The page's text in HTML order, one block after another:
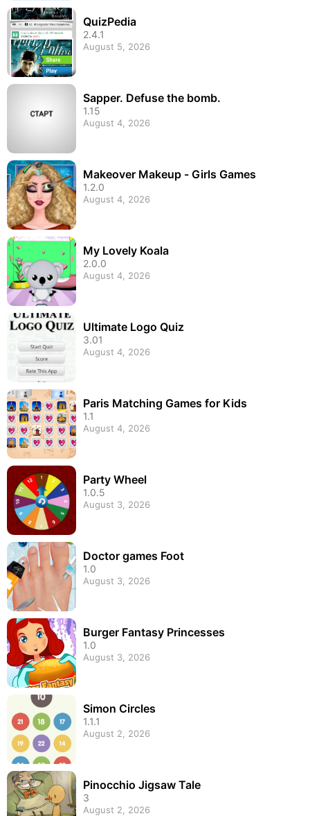
QuizPedia
2.4.1
August 5, 2026
Sapper. Defuse the bomb.
1.15
August 4, 2026
Makeover Makeup - Girls Games
1.2.0
August 4, 2026
My Lovely Koala
2.0.0
August 4, 2026
Ultimate Logo Quiz
3.01
August 4, 2026
Paris Matching Games for Kids
1.1
August 4, 2026
Party Wheel
1.0.5
August 3, 2026
Doctor games Foot
1.0
August 3, 2026
Burger Fantasy Princesses
1.0
August 3, 2026
Simon Circles
1.1.1
August 2, 2026
Pinocchio Jigsaw Tale
3
August 2, 2026